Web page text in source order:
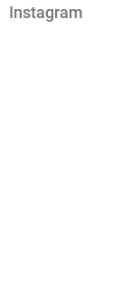
Instagram